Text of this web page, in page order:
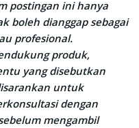
postingan ini hanya
boleh dianggap sebagai
profesional.
produk,
yang disebutkan
untuk
dengan
mengambil